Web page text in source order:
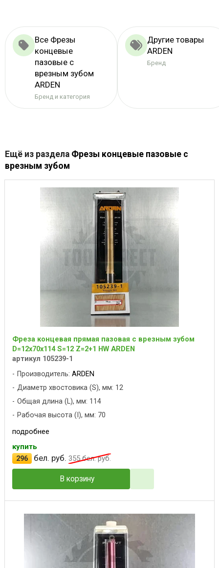
Все Фрезы
концевые
пазовые с
врезным зубом
ARDEN
Бренд и категория
Другие товары
ARDEN
Бренд
Ещё из раздела Фрезы концевые пазовые с
врезным зубом
Фреза концевая прямая пазовая с врезным зубом
D=12x70x114 S=12 Z=2+1 HW ARDEN
артикул 105239-1
Производитель: ARDEN
Диаметр хвостовика (S), мм: 12
Общая длина (L), мм: 114
Рабочая высота (I), мм: 70
подробнее
купить
296
бел. руб. 355бел. руб.
В корзину